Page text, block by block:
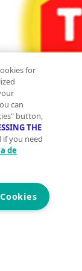
for
can
button,
THE
if you need
de